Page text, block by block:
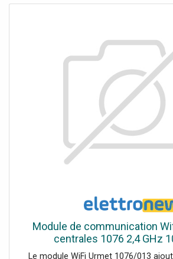
Plus de 3900 opérateurs dans
Module de communication
centrales 1076 2,4 GHz
Le module WiFi Urmet 1076/013